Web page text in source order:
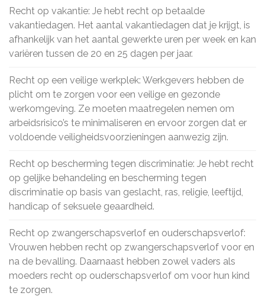
Recht op vakantie: Je hebt recht op betaalde
vakantiedagen. Het aantal vakantiedagen dat je krijgt, is
afhankelijk van het aantal gewerkte uren per week en kan
variëren tussen de 20 en 25 dagen per jaar.
Recht op een veilige werkplek: Werkgevers hebben de
plicht om te zorgen voor een veilige en gezonde
werkomgeving. Ze moeten maatregelen nemen om
arbeidsrisico’s te minimaliseren en ervoor zorgen dat er
voldoende veiligheidsvoorzieningen aanwezig zijn.
Recht op bescherming tegen discriminatie: Je hebt recht
op gelijke behandeling en bescherming tegen
discriminatie op basis van geslacht, ras, religie, leeftijd,
handicap of seksuele geaardheid.
Recht op zwangerschapsverlof en ouderschapsverlof:
Vrouwen hebben recht op zwangerschapsverlof voor en
na de bevalling. Daarnaast hebben zowel vaders als
moeders recht op ouderschapsverlof om voor hun kind
te zorgen.